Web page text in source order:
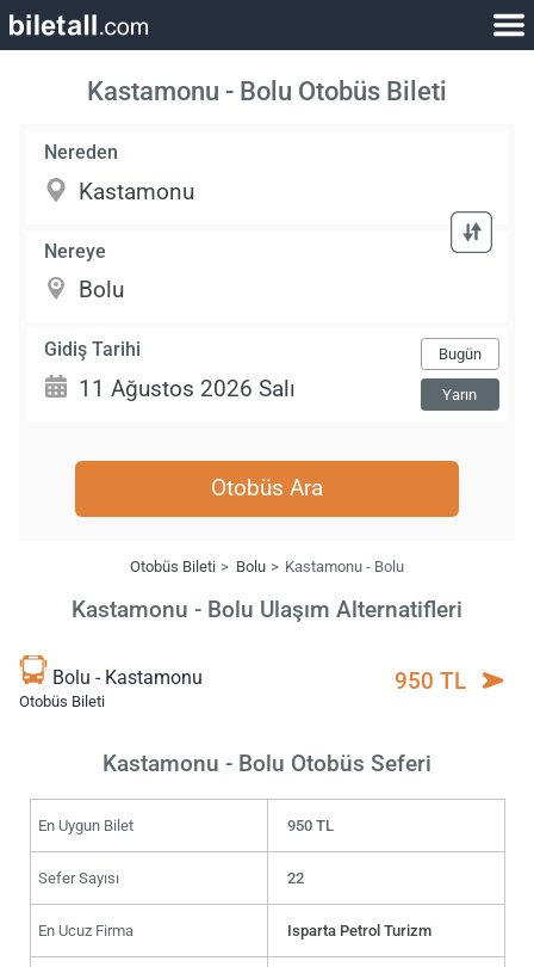
Kastamonu - Bolu Otobüs Bileti
Nereden
Nereye
Gidiş Tarihi Bugün
Yarın
Otobüs Ara
Otobüs Bileti Bolu Kastamonu - Bolu
Kastamonu - Bolu Ulaşım Alternatifleri
Bolu - Kastamonu
Otobüs Bileti
950 TL
Kastamonu - Bolu Otobüs Seferi
En Uygun Bilet 950 TL
Sefer Sayısı 22
En Ucuz Firma Isparta Petrol Turizm